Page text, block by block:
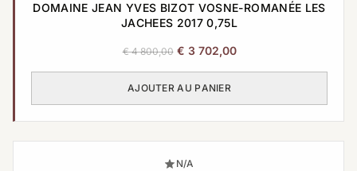
DOMAINE JEAN YVES BIZOT VOSNE-ROMANÉE LES
JACHEES 2017 0,75L
€4 800,00 Le
initial
€ 3 702,00Le
AJOUTER AU PANIER
N/A